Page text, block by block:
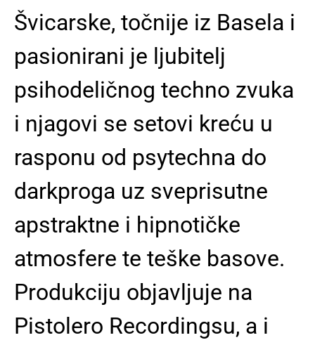
Švicarske, točnije iz Basela i
pasionirani je ljubitelj
psihodeličnog techno zvuka
i njagovi se setovi kreću u
rasponu od psytechna do
darkproga uz sveprisutne
apstraktne i hipnotičke
atmosfere te teške basove.
Produkciju objavljuje na
Pistolero Recordingsu, a i